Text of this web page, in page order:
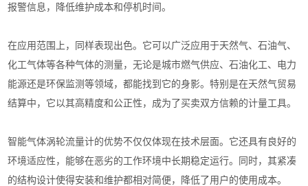
报警信息，降低维护成本和停机时间。
在应用范围上，同样表现出色。它可以广泛应用于天然气、石油气、
化工气体等各种气体的测量，无论是城市燃气供应、石油化工、电力
能源还是环保监测等领域，都能找到它的身影。特别是在天然气贸易
结算中，它以其高精度和公正性，成为了买卖双方信赖的计量工具。
智能气体涡轮流量计的优势不仅仅体现在技术层面。它还具有良好的
环境适应性，能够在恶劣的工作环境中长期稳定运行。同时，其紧凑
的结构设计使得安装和维护都相对简便，降低了用户的使用成本。